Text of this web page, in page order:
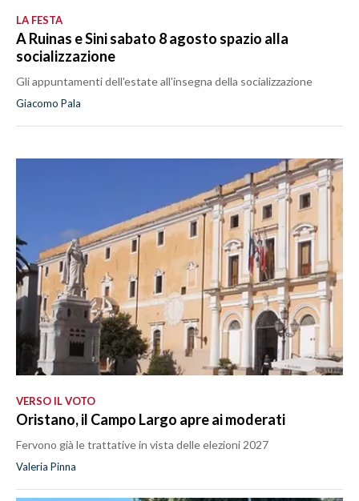
LA FESTA
A Ruinas e Sini sabato 8 agosto spazio alla
socializzazione
Gli appuntamenti dell'estate all'insegna della socializzazione
Giacomo Pala
VERSO IL VOTO
Oristano, il Campo Largo apre ai moderati
Fervono già le trattative in vista delle elezioni 2027
Valeria Pinna